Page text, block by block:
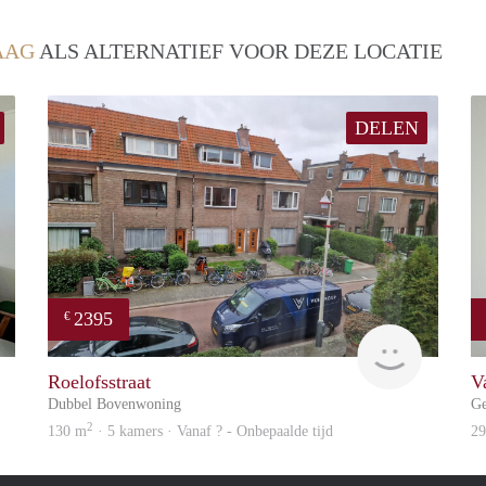
ALS ALTERNATIEF VOOR DEZE LOCATIE
Real Estate
DELEN
€ 2395
Wonen
Roelofsstraat
Dubbel Bovenwoning
130 m2 · 5 kamers · Vanaf ? - Onbepaalde tijd